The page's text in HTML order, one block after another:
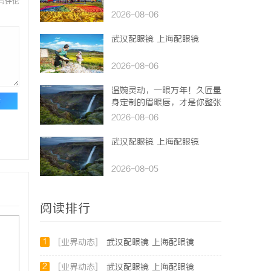
2026-08-06
武汉配眼镜 上海配眼镜
2026-08-06
温婉灵动，一眼万年！久匠量
身定制的眉眼唇，才是你整张
脸的点睛之笔！淡颜系女生的
2026-08-06
武汉配眼镜 上海配眼镜
2026-08-05
阅读排行
1 [业界动态] 武汉配眼镜 上海配眼镜
2 [业界动态] 武汉配眼镜 上海配眼镜